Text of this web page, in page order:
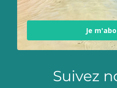
Je
Suivez